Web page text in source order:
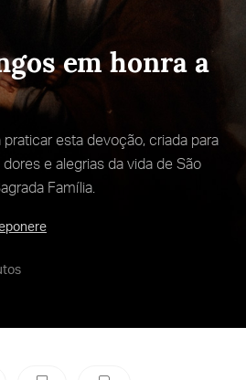
em honra a
esta devoção, criada para
e alegrias da vida de São
Família.